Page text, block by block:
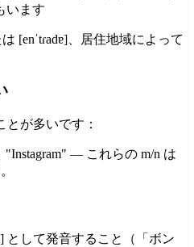
います
[enˈtɾadɐ]、居住地域によって
が多いです：
"Instagram" — これらの m/n は
として発音すること（「ボン